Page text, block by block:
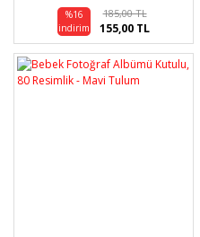
%16
indirim
185,00 TL
155,00 TL